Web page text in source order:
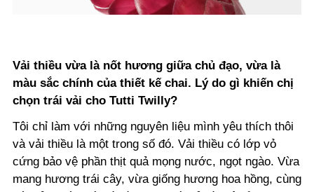
Vải thiều vừa là nốt hương giữa chủ đạo, vừa là
màu sắc chính của thiết kế chai. Lý do gì khiến chị
chọn trái vải cho Tutti Twilly?
Tôi chỉ làm với những nguyên liệu mình yêu thích thôi
và vải thiều là một trong số đó. Vải thiều có lớp vỏ
cứng bảo vệ phần thịt quả mọng nước, ngọt ngào. Vừa
mang hương trái cây, vừa giống hương hoa hồng, cùng